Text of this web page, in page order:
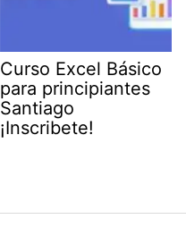
Curso Excel Básico
para principiantes
Santiago
¡Inscribete!